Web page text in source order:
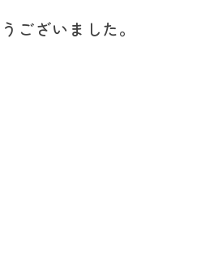
ございました。